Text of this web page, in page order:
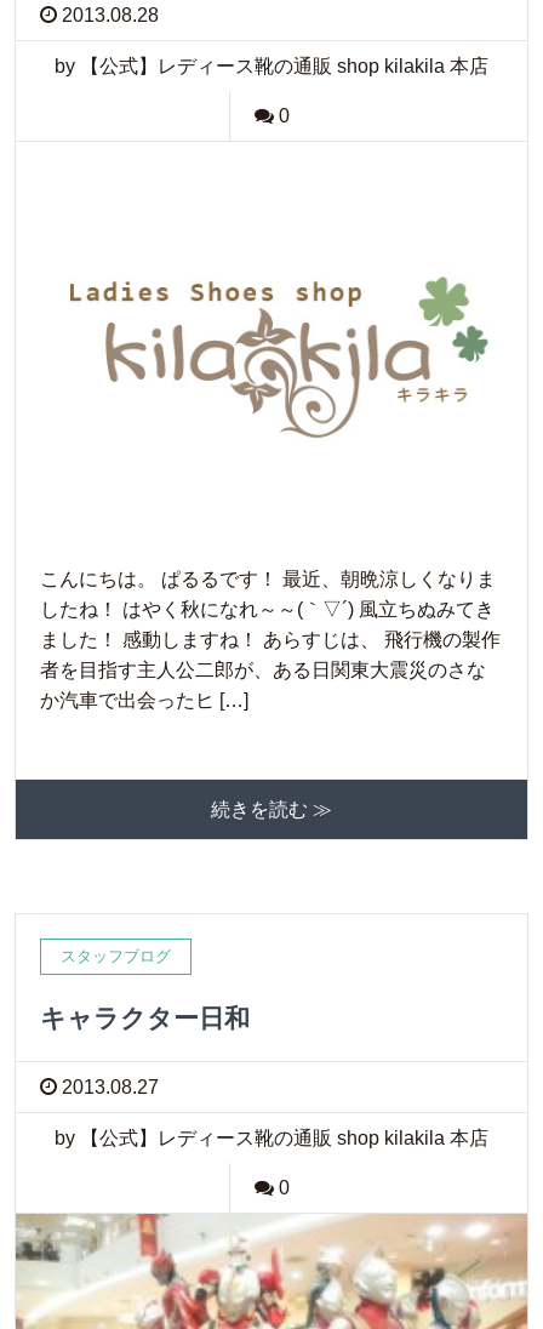
2013.08.28
by 【公式】レディース靴の通販 shop kilakila 本店
0
こんにちは。 ぱるるです！ 最近、朝晩涼しくなりま
したね！ はやく秋になれ～～(｀▽´) 風立ちぬみてき
ました！ 感動しますね！ あらすじは、 飛行機の製作
者を目指す主人公二郎が、ある日関東大震災のさな
か汽車で出会ったヒ […]
続きを読む ≫
スタッフブログ
キャラクター日和
2013.08.27
by 【公式】レディース靴の通販 shop kilakila 本店
0